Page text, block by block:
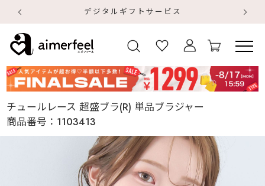
デジタルギフトサービス
チュールレース 超盛ブラ(R) 単品ブラジャー
商品番号： 1103413